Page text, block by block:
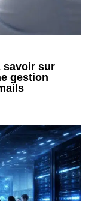
savoir sur
gestion